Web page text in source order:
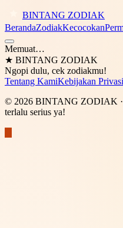
BINTANG ZODIAK
BerandaZodiakKecocokan
Memuat…
★ BINTANG ZODIAK
Ngopi dulu, cek zodiakmu!
Tentang KamiKebijakan Privasi
© 2026 BINTANG ZODIAK
terlalu serius ya!